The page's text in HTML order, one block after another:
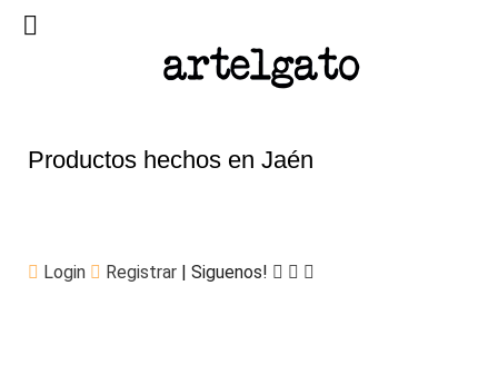
Productos hechos en Jaén
Login Registrar | Siguenos!